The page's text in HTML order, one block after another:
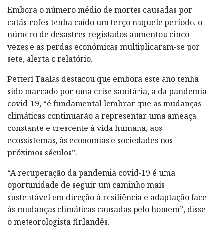
Embora o número médio de mortes causadas por
catástrofes tenha caído um terço naquele período, o
número de desastres registados aumentou cinco
vezes e as perdas económicas multiplicaram-se por
sete, alerta o relatório.
Petteri Taalas destacou que embora este ano tenha
sido marcado por uma crise sanitária, a da pandemia
covid-19, “é fundamental lembrar que as mudanças
climáticas continuarão a representar uma ameaça
constante e crescente à vida humana, aos
ecossistemas, às economias e sociedades nos
próximos séculos”.
“A recuperação da pandemia covid-19 é uma
oportunidade de seguir um caminho mais
sustentável em direção à resiliência e adaptação face
às mudanças climáticas causadas pelo homem”, disse
o meteorologista finlandês.